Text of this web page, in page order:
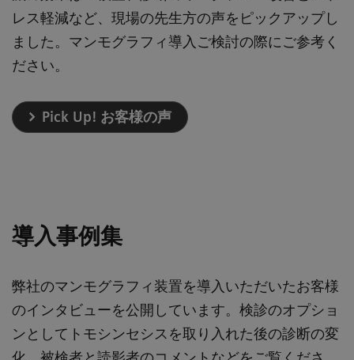
レス軽減など、現場の先生方の声をピックアップし
ました。マンモグラフィ導入ご検討の際にご参考く
ださい。
Pick Up! お客様の声
導入事例集
弊社のマンモグラフィ装置を導入いただいたお客様
のインタビューを公開しています。検診のオプショ
ンとしてトモシンセシスを取り入れた後の診断の変